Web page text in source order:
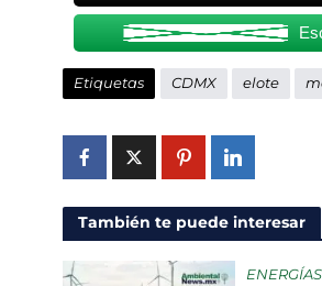
Etiquetas CDMX elote
También te puede interesar
ENERGÍAS